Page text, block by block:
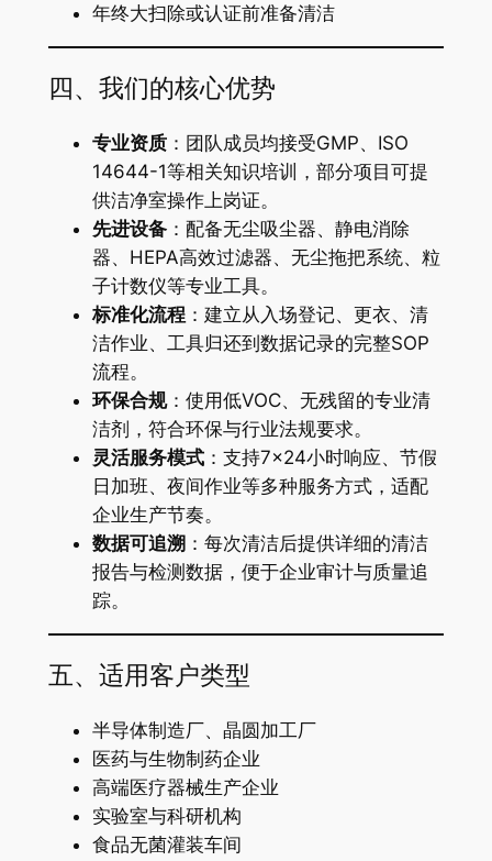
年终大扫除或认证前准备清洁
四、我们的核心优势
专业资质：团队成员均接受GMP、ISO
14644-1等相关知识培训，部分项目可提
供洁净室操作上岗证。
先进设备：配备无尘吸尘器、静电消除
器、HEPA高效过滤器、无尘拖把系统、粒
子计数仪等专业工具。
标准化流程：建立从入场登记、更衣、清
洁作业、工具归还到数据记录的完整SOP
流程。
环保合规：使用低VOC、无残留的专业清
洁剂，符合环保与行业法规要求。
灵活服务模式：支持7×24小时响应、节假
日加班、夜间作业等多种服务方式，适配
企业生产节奏。
数据可追溯 ：每次清洁后提供详细的清洁
报告与检测数据，便于企业审计与质量追
踪。
五、适用客户类型
半导体制造厂、晶圆加工厂
医药与生物制药企业
高端医疗器械生产企业
实验室与科研机构
食品无菌灌装车间